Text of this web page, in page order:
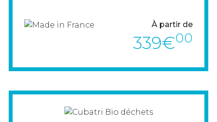
À partir de
339€00